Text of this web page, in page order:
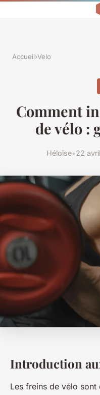
Accueil›Velo
Comment
de vélo :
Héloïse•22
Introduction
Les freins de vélo sont